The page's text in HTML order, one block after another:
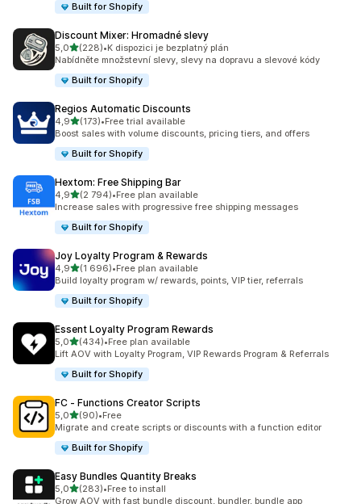
Built for Shopify
Discount Mixer: Hromadné slevy
5,0z 5 hvězd
(228)
Celkový počet recenzí: 228
•K dispozici je bezplatný plán
Nabídněte množstevní slevy, slevy na dopravu a slevové kódy
Built for Shopify
Regios Automatic Discounts
4,9z 5 hvězd
(173)
Celkový počet recenzí: 173
•Free trial available
Boost sales with volume discounts, pricing tiers, and offers
Built for Shopify
Hextom: Free Shipping Bar
4,9z 5 hvězd
(2 794)
Celkový počet recenzí: 2794
•Free plan available
Increase sales with progressive free shipping messages
Built for Shopify
Joy Loyalty Program & Rewards
4,9z 5 hvězd
(1 696)
Celkový počet recenzí: 1696
•Free plan available
Build loyalty program w/ rewards, points, VIP tier, referrals
Built for Shopify
Essent Loyalty Program Rewards
5,0z 5 hvězd
(434)
Celkový počet recenzí: 434
•Free plan available
Lift AOV with Loyalty Program, VIP Rewards Program & Referrals
Built for Shopify
FC ‑ Functions Creator Scripts
5,0z 5 hvězd
(90)
Celkový počet recenzí: 90
•Free
Migrate and create scripts or discounts with a function editor
Built for Shopify
Easy Bundles Quantity Breaks
5,0z 5 hvězd
(283)
Celkový počet recenzí: 283
•Free to install
Grow AOV with fast bundle discount, bundler, bundle app